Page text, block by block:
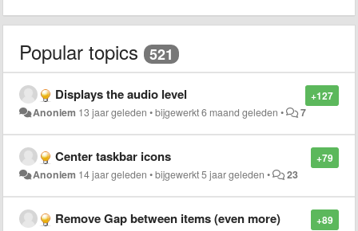
Popular topics 521
+127
Displays the audio level
Anoniem 13 jaar geleden •bijgewerkt6 maand geleden • 7
+79
Center taskbar icons
Anoniem 14 jaar geleden •bijgewerkt5 jaar geleden • 23
+89
Remove Gap between items (even more)